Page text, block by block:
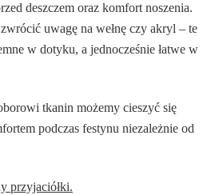
deszczem oraz komfort noszenia.
uwagę na wełnę czy akryl – te
w dotyku, a jednocześnie łatwe w
tkanin możemy cieszyć się
podczas festynu niezależnie od
przyjaciółki.